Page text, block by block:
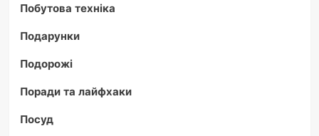
Побутова техніка
Подарунки
Подорожі
Поради та лайфхаки
Посуд